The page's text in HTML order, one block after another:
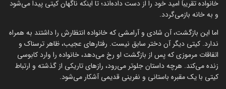
خانواده تقریباً امید خود را از دست داده‌اند؛ تا اینکه ناگهان کیتی پیدا می‌شود
و به خانه بازمی‌گردد.
اما این بازگشت، آن شادی و آرامشی که خانواده انتظارش را داشتند به همراه
ندارد. کیتی دیگر آن دختر سابق نیست. رفتارهای عجیب، ظاهر ترسناک و
اتفاقات مرموزی که پس از بازگشت او رخ می‌دهد، خانواده را وارد کابوسی
زنده می‌کند. هرچه داستان جلوتر می‌رود، رازهای تاریکی از گذشته و ارتباط
کیتی با یک مقبره باستانی و نفرینی قدیمی آشکار می‌شود.